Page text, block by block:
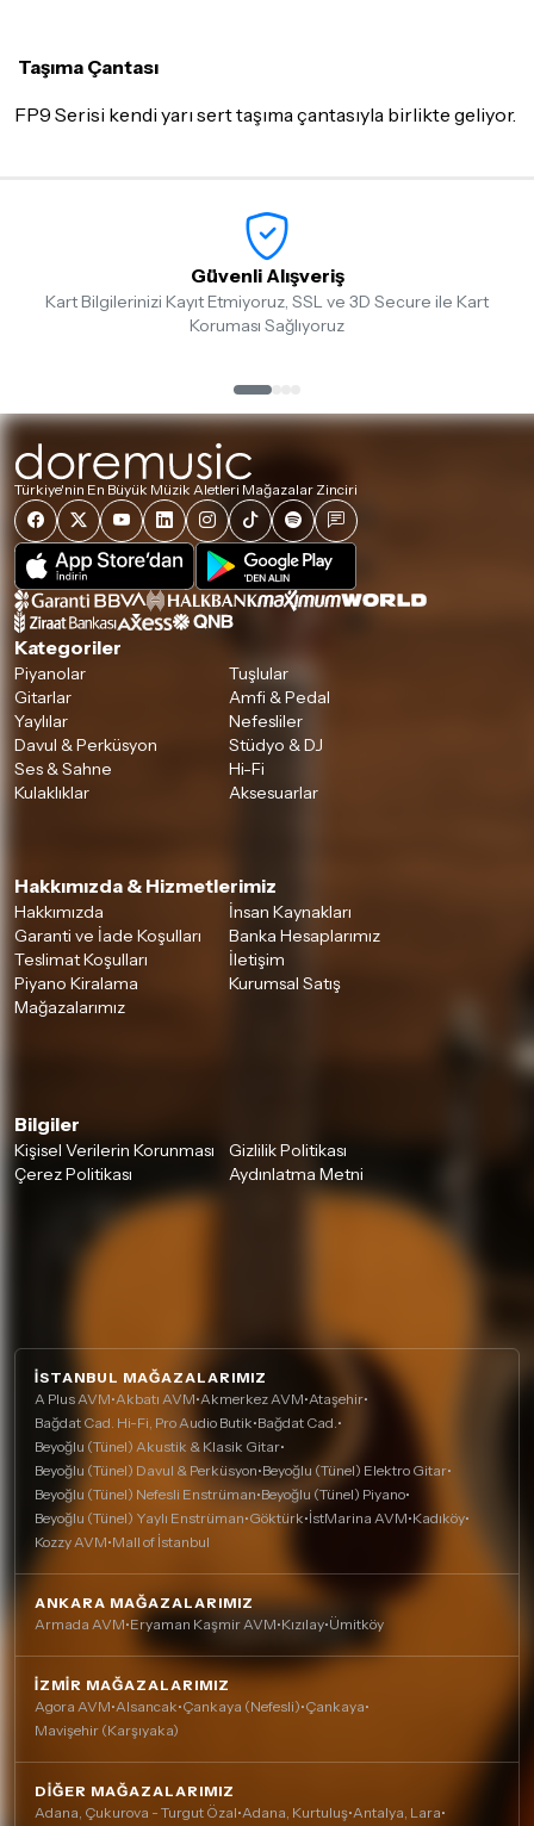
Taşıma Çantası
FP9 Serisi kendi yarı sert taşıma çantasıyla birlikte geliyor.
Güvenli Alışveriş
Kart Bilgilerinizi Kayıt Etmiyoruz, SSL ve 3D Secure ile Kart
Koruması Sağlıyoruz
Türkiye'nin En Büyük Müzik Aletleri Mağazalar Zinciri
Kategoriler
Piyanolar
Tuşlular
Gitarlar
Amfi & Pedal
Yaylılar
Nefesliler
Davul & Perküsyon
Stüdyo & DJ
Ses & Sahne
Hi-Fi
Kulaklıklar
Aksesuarlar
Hakkımızda & Hizmetlerimiz
Hakkımızda
İnsan Kaynakları
Garanti ve İade Koşulları
Banka Hesaplarımız
Teslimat Koşulları
İletişim
Piyano Kiralama
Kurumsal Satış
Mağazalarımız
Bilgiler
Kişisel Verilerin Korunması
Gizlilik Politikası
Çerez Politikası
Aydınlatma Metni
İSTANBUL MAĞAZALARIMIZ
A Plus AVM•Akbatı AVM•Akmerkez AVM•Ataşehir•
Bağdat Cad. Hi-Fi, Pro Audio Butik•Bağdat Cad. •
Beyoğlu (Tünel) Akustik & Klasik Gitar•
Beyoğlu (Tünel) Davul & Perküsyon•Beyoğlu (Tünel) Elektro Gitar•
Beyoğlu (Tünel) Nefesli Enstrüman•Beyoğlu (Tünel) Piyano•
Beyoğlu (Tünel) Yaylı Enstrüman•Göktürk•İstMarina AVM•Kadıköy•
Kozzy AVM•Mall of İstanbul
ANKARA MAĞAZALARIMIZ
Armada AVM•Eryaman Kaşmir AVM•Kızılay•Ümitköy
İZMIR MAĞAZALARIMIZ
Agora AVM•Alsancak•Çankaya (Nefesli)•Çankaya•
Mavişehir (Karşıyaka)
DIĞER MAĞAZALARIMIZ
Adana, Çukurova - Turgut Özal•Adana, Kurtuluş•Antalya, Lara•